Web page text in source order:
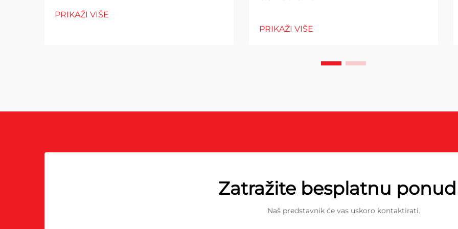
PRIKAŽI VIŠE
PRIKAŽI VIŠE
Zatražite besplatnu
Naš predstavnik će vas uskoro kontaktirati.